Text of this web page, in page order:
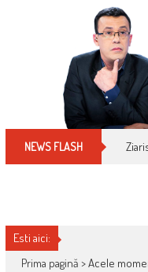
NEWS FLASH
Esti aici:
Prima pagină >Acele